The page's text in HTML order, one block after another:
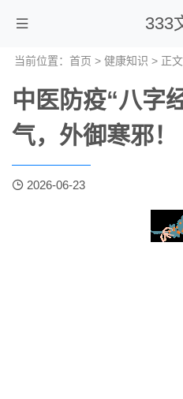
333
当前位置： 首页 > 健康知识 > 正文
中医防疫“八字
气，外御寒邪！
2026-06-23